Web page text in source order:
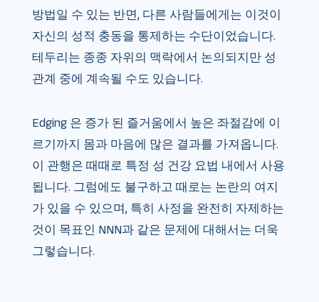
방법일 수 있는 반면, 다른 사람들에게는 이것이
자신의 성적 충동을 통제하는 수단이었습니다.
테두리는 종종 자위의 맥락에서 논의되지만 성
관계 중에 계속될 수도 있습니다.
Edging 은 증가 된 즐거움에서 높은 좌절감에 이
르기까지 몸과 마음에 많은 결과를 가져옵니다.
이 관행은 때때로 특정 성 건강 요법 내에서 사용
됩니다. 그럼에도 불구하고 때로는 논란의 여지
가 있을 수 있으며, 특히 사정을 완전히 자제하는
것이 목표인 NNN과 같은 문제에 대해서는 더욱
그렇습니다.